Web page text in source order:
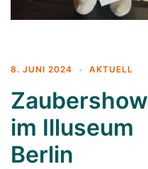
8. JUNI 2024 AKTUELL
Zaubershow
im Illuseum
Berlin